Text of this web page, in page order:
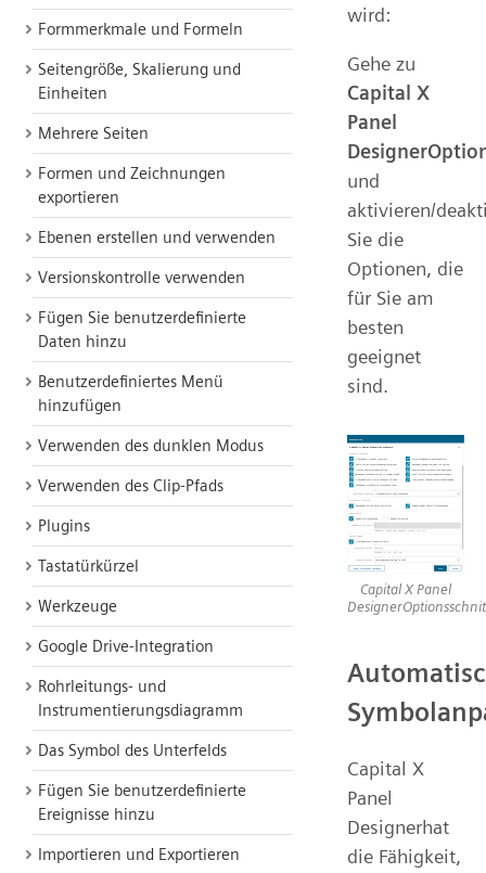
Formmerkmale und Formeln
Seitengröße, Skalierung und
Einheiten
Mehrere Seiten
Formen und Zeichnungen
exportieren
Ebenen erstellen und verwenden
Versionskontrolle verwenden
Fügen Sie benutzerdefinierte
Daten hinzu
Benutzerdefiniertes Menü
hinzufügen
Verwenden des dunklen Modus
Verwenden des Clip-Pfads
Plugins
Tastatürkürzel
Werkzeuge
Google Drive-Integration
Rohrleitungs- und
Instrumentierungsdiagramm
Das Symbol des Unterfelds
Fügen Sie benutzerdefinierte
Ereignisse hinzu
Importieren und Exportieren
wird:
Gehe zu
Capital X
Panel
und
aktivieren/
Sie die
Optionen, die
für Sie am
besten
geeignet
sind.
Capital X Panel
Capital X
Panel
Designerhat
die Fähigkeit,